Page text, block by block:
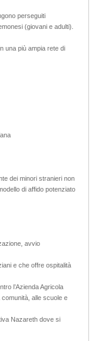
perseguiti
(giovani e adulti).
una più ampia rete di
dei minori stranieri non
di affido potenziato
avvio
e che offre ospitalità
l’Azienda Agricola
alle scuole e
Nazareth dove si